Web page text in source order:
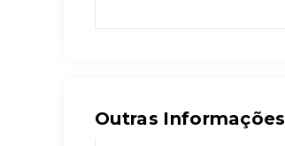
Outras Informações